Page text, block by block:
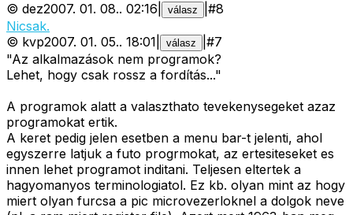
© dez2007. 01. 08.. 02:16 válasz #8
Nicsak.
© kvp2007. 01. 05.. 18:01 válasz #7
"Az alkalmazások nem programok?
Lehet, hogy csak rossz a fordítás..."
A programok alatt a valaszthato tevekenysegeket azaz
programokat ertik.
A keret pedig jelen esetben a menu bar-t jelenti, ahol
egyszerre latjuk a futo progrmokat, az ertesiteseket es
innen lehet programot inditani. Teljesen eltertek a
hagyomanyos terminologiatol. Ez kb. olyan mint az hogy
miert olyan furcsa a pic microvezerloknel a dolgok neve